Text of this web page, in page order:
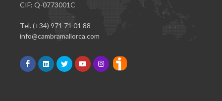
CIF: Q-0773001C
Tel. (+34) 971 71 01 88
info@cambramallorca.com